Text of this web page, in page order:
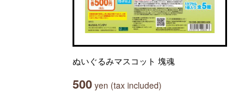
ぬいぐるみマスコット 塊魂
500 yen (tax included)